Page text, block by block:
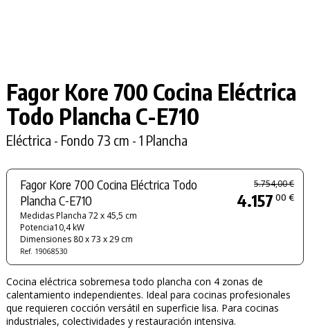
Fagor Kore 700 Cocina Eléctrica
Todo Plancha C-E710
Eléctrica - Fondo 73 cm - 1 Plancha
Fagor Kore 700 Cocina Eléctrica Todo
Plancha C-E710
Medidas Plancha 72 x 45,5 cm
Potencia10,4 kW
Dimensiones 80 x 73 x 29 cm
Ref. 19068530
5.754,00 €
4.157 00 €
Cocina eléctrica sobremesa todo plancha con 4 zonas de
calentamiento independientes. Ideal para cocinas profesionales
que requieren cocción versátil en superficie lisa. Para cocinas
industriales, colectividades y restauración intensiva.